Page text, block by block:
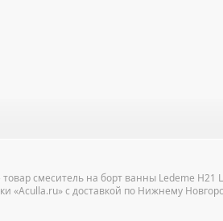
смеситель на борт ванны Ledeme
«Aculla.ru» с доставкой по Нижнему